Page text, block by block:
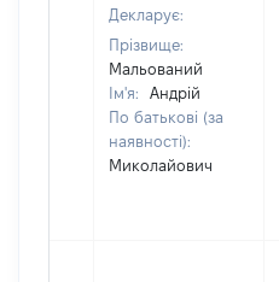
Декларує:
Прізвище:
Мальований
Ім'я:
Андрій
По батькові (за
наявності):
Миколайович